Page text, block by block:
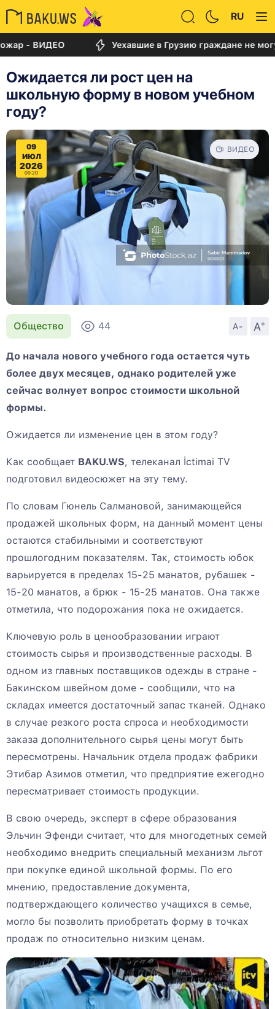
RU
Уехавшие в Грузию граждане не могут
Ожидается ли рост цен на
школьную форму в новом учебном
году?
09
ИЮЛ
2026
09:20
ВИДЕО
Общество 44 A- A
+
До начала нового учебного года остается чуть
более двух месяцев, однако родителей уже
сейчас волнует вопрос стоимости школьной
формы.
Ожидается ли изменение цен в этом году?
Как сообщает BAKU.WS, телеканал İctimai TV
подготовил видеосюжет на эту тему.
По словам Гюнель Салмановой, занимающейся
продажей школьных форм, на данный момент цены
остаются стабильными и соответствуют
прошлогодним показателям. Так, стоимость юбок
варьируется в пределах 15-25 манатов, рубашек -
15-20 манатов, а брюк - 15-25 манатов. Она также
отметила, что подорожания пока не ожидается.
Ключевую роль в ценообразовании играют
стоимость сырья и производственные расходы. В
одном из главных поставщиков одежды в стране -
Бакинском швейном доме - сообщили, что на
складах имеется достаточный запас тканей. Однако
в случае резкого роста спроса и необходимости
заказа дополнительного сырья цены могут быть
пересмотрены. Начальник отдела продаж фабрики
Этибар Азимов отметил, что предприятие ежегодно
пересматривает стоимость продукции.
В свою очередь, эксперт в сфере образования
Эльчин Эфенди считает, что для многодетных семей
необходимо внедрить специальный механизм льгот
при покупке единой школьной формы. По его
мнению, предоставление документа,
подтверждающего количество учащихся в семье,
могло бы позволить приобретать форму в точках
продаж по относительно низким ценам.